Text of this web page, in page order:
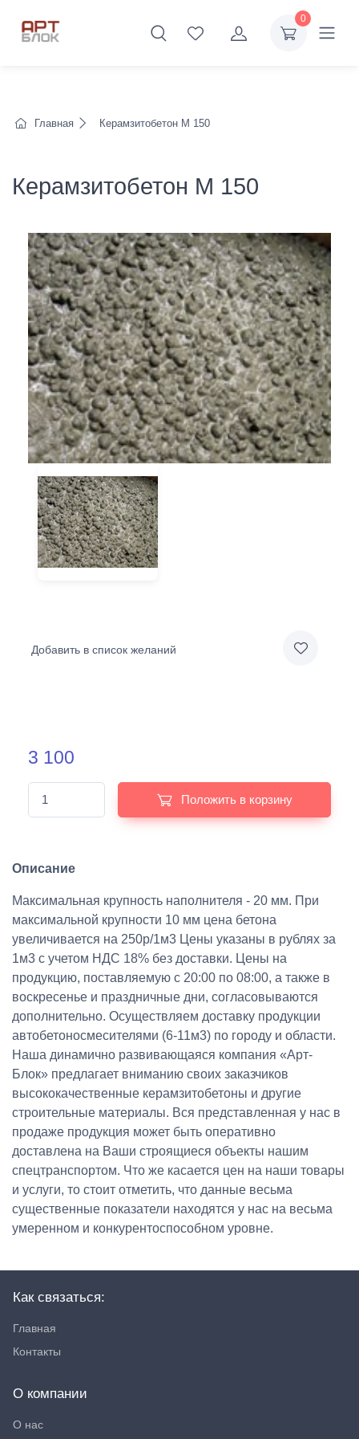
0
Главная Керамзитобетон М 150
Керамзитобетон М 150
Добавить в список желаний
3 100
Положить в корзину
Описание
Максимальная крупность наполнителя - 20 мм. При
максимальной крупности 10 мм цена бетона
увеличивается на 250р/1м3 Цены указаны в рублях за
1м3 с учетом НДС 18% без доставки. Цены на
продукцию, поставляемую с 20:00 по 08:00, а также в
воскресенье и праздничные дни, согласовываются
дополнительно. Осуществляем доставку продукции
автобетоносмесителями (6-11м3) по городу и области.
Наша динамично развивающаяся компания «Арт-
Блок» предлагает вниманию своих заказчиков
высококачественные керамзитобетоны и другие
строительные материалы. Вся представленная у нас в
продаже продукция может быть оперативно
доставлена на Ваши строящиеся объекты нашим
спецтранспортом. Что же касается цен на наши товары
и услуги, то стоит отметить, что данные весьма
существенные показатели находятся у нас на весьма
умеренном и конкурентоспособном уровне.
Как связаться:
Главная
Контакты
О компании
О нас